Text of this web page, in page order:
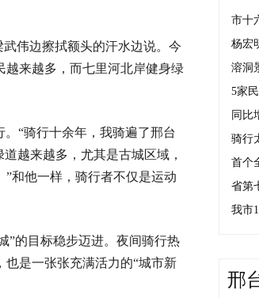
伟边擦拭额头的汗水边说。今
越来越多，而七里河北岸健身绿
“骑行十余年，我骑遍了邢台
越来越多，尤其是古城区域，
和他一样，骑行者不仅是运动
”的目标稳步迈进。夜间骑行热
是一张张充满活力的“城市新
市十
杨宏
溶洞
5家
同比
骑行
首个
省第
我市
邢